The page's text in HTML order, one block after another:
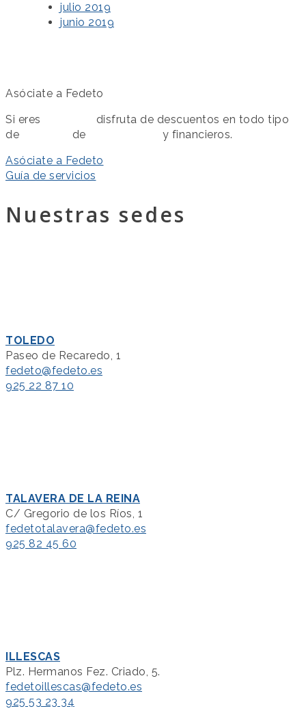
julio 2019
junio 2019
Asóciate a Fedeto
Si eres
disfruta de descuentos en todo tipo
de
de
y financieros.
Asóciate a Fedeto
Guía de servicios
Nuestras sedes
TOLEDO
Paseo de Recaredo, 1
fedeto@fedeto.es
925 22 87 10
TALAVERA DE LA REINA
C/ Gregorio de los Ríos, 1
fedetotalavera@fedeto.es
925 82 45 60
ILLESCAS
Plz. Hermanos Fez. Criado, 5.
fedetoillescas@fedeto.es
925 53 23 34